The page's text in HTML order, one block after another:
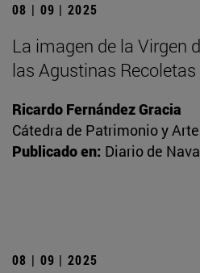
08 | 09 | 2025
La imagen de la Virgen
las Agustinas Recoletas
Ricardo Fernández Gracia
Cátedra de Patrimonio y
Publicado en: Diario de
08 | 09 | 2025